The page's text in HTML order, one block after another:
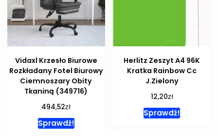
Vidaxl Krzesło Biurowe
Rozkładany Fotel Biurowy
Ciemnoszary Obity
Tkaniną (349716)
494,52zł
Sprawdź!
Herlitz Zeszyt A4 96K
Kratka Rainbow Cc
J.Zielony
12,20zł
Sprawdź!